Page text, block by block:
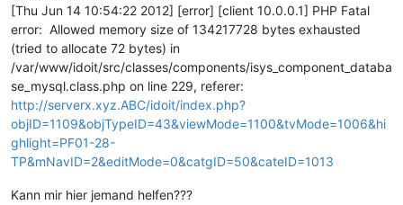
[Thu Jun 14 10:54:22 2012] [error] [client 10.0.0.1] PHP Fatal
error: Allowed memory size of 134217728 bytes exhausted
(tried to allocate 72 bytes) in
/var/www/idoit/src/classes/components/isys_component_databa
se_mysql.class.php on line 229, referer:
http://serverx.xyz.ABC/idoit/index.php?
objID=1109&objTypeID=43&viewMode=1100&tvMode=1006&hi
ghlight=PF01-28-
TP&mNavID=2&editMode=0&catgID=50&cateID=1013
Kann mir hier jemand helfen???